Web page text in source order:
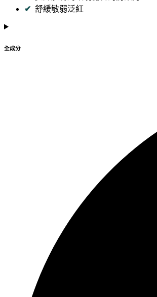
舒緩敏弱泛紅
全成分